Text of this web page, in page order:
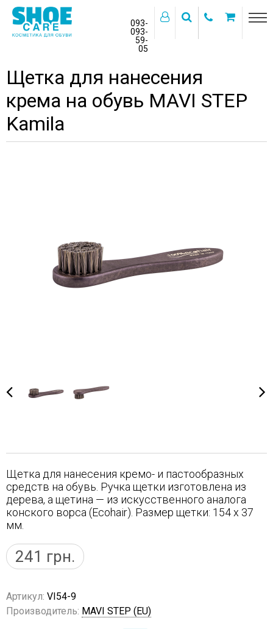
093-
093-
59-
05
Щетка для нанесения
крема на обувь MAVI STEP
Kamila
Щетка для нанесения кремо- и пастообразных
средств на обувь. Ручка щетки изготовлена из
дерева, а щетина — из искусственного аналога
конского ворса (Ecohair). Размер щетки: 154 x 37
мм.
241 грн.
Артикул: VI54-9
Производитель: MAVI STEP (EU)